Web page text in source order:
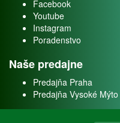
Facebook
Youtube
Instagram
Poradenstvo
Naše predajne
Predajňa Praha
Predajňa Vysoké Mýto